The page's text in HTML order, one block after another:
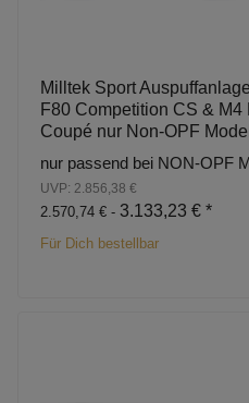
Milltek Sport
F80 Competition CS &
Coupé nur Non-OPF
nur passend bei NON-OPF
UVP: 2.856,38 €
2.570,74 € - 3.133,23 € *
Für Dich bestellbar